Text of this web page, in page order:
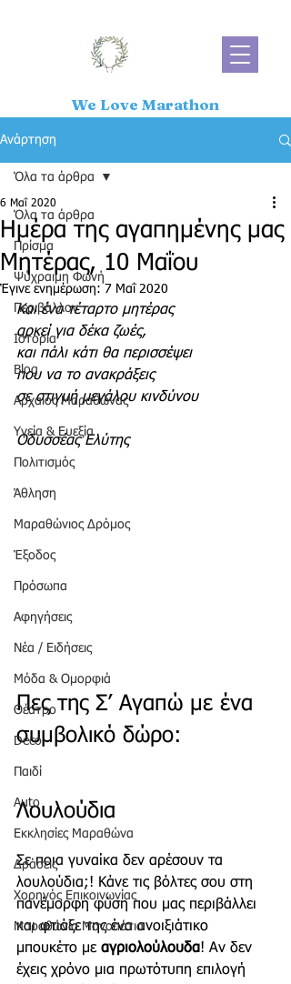
We Love Marathon
Ανάρτηση
Όλα τα άρθρα
Πρίσμα
Ψύχραιμη Φωνή
Περιβάλλον
Ιστορία
Blog
Αρχαίος Μαραθώνας
Υγεία & Ευεξία
Πολιτισμός
Άθληση
Μαραθώνιος Δρόμος
Έξοδος
Πρόσωπα
Αφηγήσεις
Νέα / Ειδήσεις
Μόδα & Ομορφιά
Θέατρο
Deco
Παιδί
Auto
Εκκλησίες Μαραθώνα
Δράσεις
Χορηγός Επικοινωνίας
Μαραθώνια Μονοπάτια
Όλα τα άρθρα
Ημέρα της αγαπημένης μας
Mητέρας, 10 Μαΐου
6 Μαΐ 2020
Έγινε ενημέρωση: 7 Μαΐ 2020
Και ένα τέταρτο μητέρας
αρκεί για δέκα ζωές,
και πάλι κάτι θα περισσέψει
που να το ανακράξεις
σε στιγμή μεγάλου κινδύνου
Οδυσσέας Ελύτης
Πες της Σ’ Αγαπώ με ένα
συμβολικό δώρο:
Λουλούδια
Σε ποια γυναίκα δεν αρέσουν τα
λουλούδια;! Κάνε τις βόλτες σου στη
πανέμορφη φύση που μας περιβάλλει
και φτιάξε της ένα ανοιξιάτικο
μπουκέτο με αγριολούλουδα! Αν δεν
έχεις χρόνο μια πρωτότυπη επιλογή